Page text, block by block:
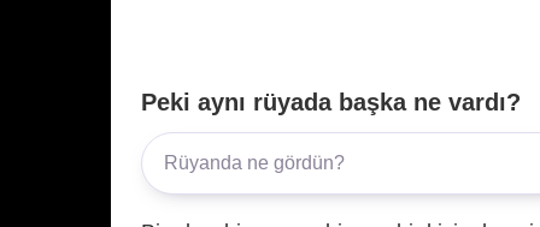
Peki aynı rüyada başka ne vardı?